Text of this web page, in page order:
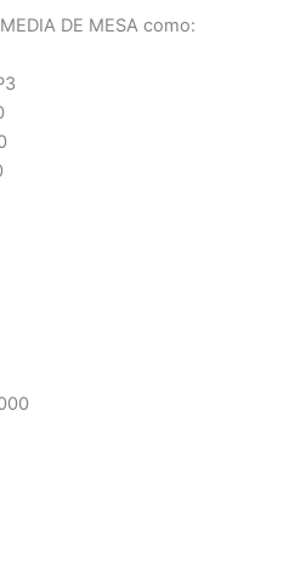
DE MESA como: